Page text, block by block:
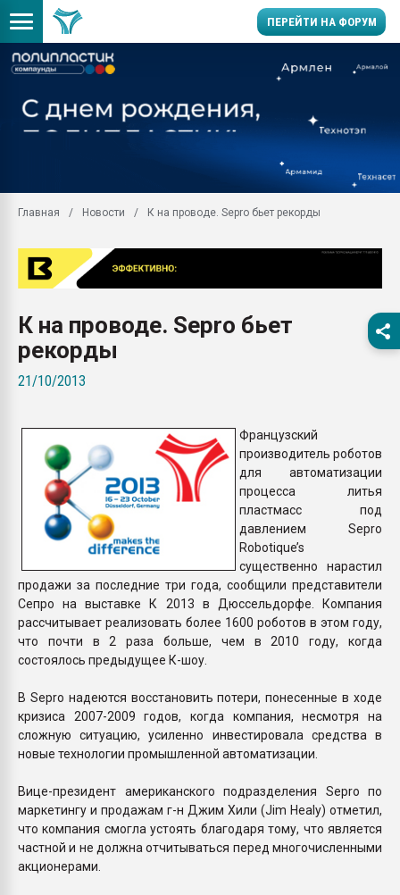
ПЕРЕЙТИ НА ФОРУМ
умельцы изготовили
колонок полностью из
Продажа готового
производство SPC
заводу пластмасс"
Вакуум-формовочные
ближайшее
Подмосковье, Москва
28.07.2026
ситуацией на
ПЕРЕЙТИ НА
Главная Новости К на проводе. Sepro бьет рекорды
К на проводе. Sepro бьет
рекорды
21/10/2013
Французский
производитель роботов
для автоматизации
процесса литья
пластмасс под
давлением Sepro
Robotique’s
существенно нарастил
продажи за последние три года, сообщили представители
Сепро на выставке К 2013 в Дюссельдорфе. Компания
рассчитывает реализовать более 1600 роботов в этом году,
что почти в 2 раза больше, чем в 2010 году, когда
состоялось предыдущее К-шоу.
В Sepro надеются восстановить потери, понесенные в ходе
кризиса 2007-2009 годов, когда компания, несмотря на
сложную ситуацию, усиленно инвестировала средства в
новые технологии промышленной автоматизации.
Вице-президент американского подразделения Sepro по
маркетингу и продажам г-н Джим Хили (Jim Healy) отметил,
что компания смогла устоять благодаря тому, что является
частной и не должна отчитываться перед многочисленными
акционерами.